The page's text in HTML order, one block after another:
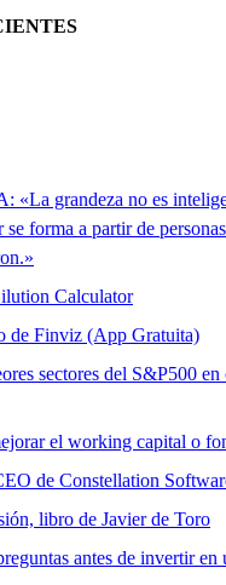
«La grandeza no es
se forma a partir de
Calculator
de Finviz (App Gratuita)
sectores del S&P500 en
el working capital o
de Constellation
libro de Javier de Toro
antes de invertir en